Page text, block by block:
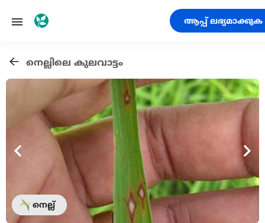
ആപ്പ് ലഭ്യമാക്കുക
നെല്ലിലെ കുലവാട്ടം
നെല്ല്